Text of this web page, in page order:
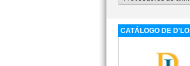
CATÁLOGO DE